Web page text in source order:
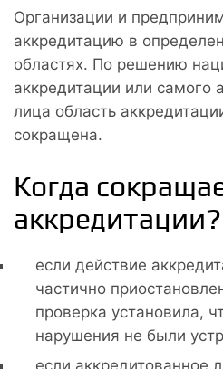
Организации и
аккредитацию в
областях. По решению
аккредитации или самого
лица область
сокращена.
Когда
аккредитации?
если действие
частично
проверка установила,
нарушения не были
если аккредитованное